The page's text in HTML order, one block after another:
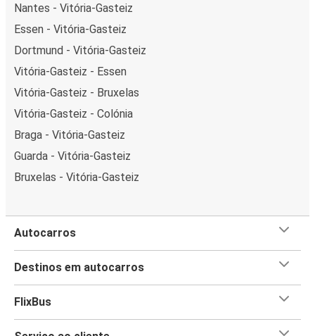
Nantes - Vitória-Gasteiz
Essen - Vitória-Gasteiz
Dortmund - Vitória-Gasteiz
Vitória-Gasteiz - Essen
Vitória-Gasteiz - Bruxelas
Vitória-Gasteiz - Colónia
Braga - Vitória-Gasteiz
Guarda - Vitória-Gasteiz
Bruxelas - Vitória-Gasteiz
Autocarros
Destinos em autocarros
FlixBus